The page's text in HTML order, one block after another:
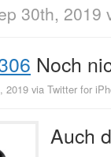
30th, 2019
Noch
2019 via Twitter for
Auch